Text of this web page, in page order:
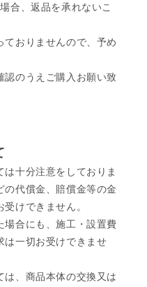
合、返品を承れないこ
おりませんので、予め
認のうえご購入お願い致
十分注意をしておりま
代償金、賠償金等の金
けできません。
場合にも、施工・設置費
は一切お受けできませ
は、商品本体の交換又は